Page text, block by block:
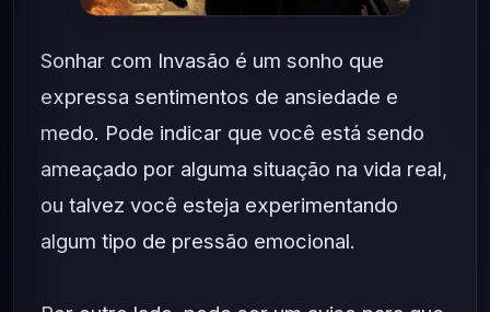
Sonhar com Invasão é um sonho que
expressa sentimentos de ansiedade e
medo. Pode indicar que você está sendo
ameaçado por alguma situação na vida real,
ou talvez você esteja experimentando
algum tipo de pressão emocional.